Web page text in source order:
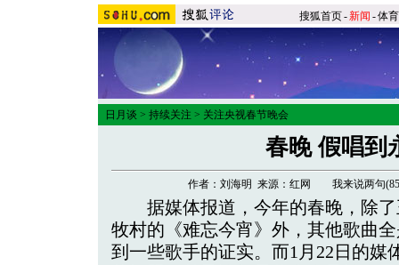
搜狐首页-新闻 -体育
日月谈 > 持续关注 > 关注央视春节晚会
春晚 假唱到
作者：刘海明 来源：红网 我来说两句(85
据媒体报道，今年的春晚，除了
牧村的《难忘今宵》外，其他歌曲
到一些歌手的证实。而1月22日的媒